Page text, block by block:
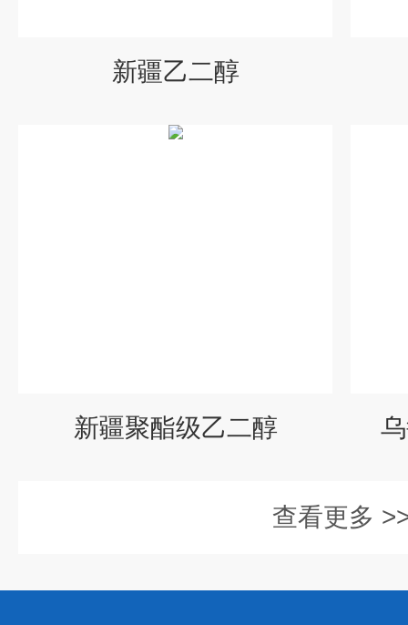
新疆乙二醇
新疆聚酯级乙二醇
查看更多